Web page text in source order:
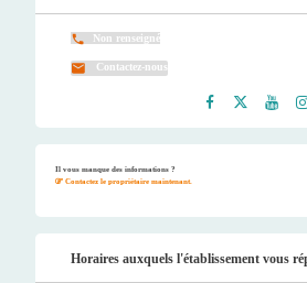
Non renseigné
Contactez-nous
Il vous manque des informations ?
Contactez le propriétaire maintenant.
Horaires auxquels l'établissement vous